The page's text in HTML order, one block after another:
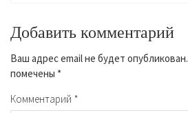
Добавить комментарий
Ваш адрес email не будет опубликован.
помечены *
Комментарий *